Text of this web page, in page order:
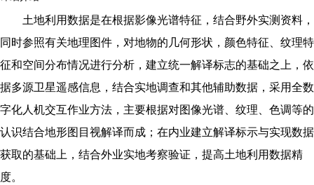
土地利用数据是在根据影像光谱特征，结合野外实测资料，
同时参照有关地理图件，对地物的几何形状，颜色特征、纹理特
征和空间分布情况进行分析，建立统一解译标志的基础之上，依
据多源卫星遥感信息，结合实地调查和其他辅助数据，采用全数
字化人机交互作业方法，主要根据对图像光谱、纹理、色调等的
认识结合地形图目视解译而成；在内业建立解译标示与实现数据
获取的基础上，结合外业实地考察验证，提高土地利用数据精
度。